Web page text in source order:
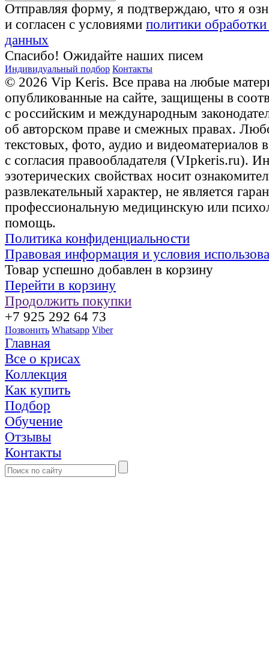
Отправляя форму, я подтверждаю, что я
и согласен с условиями политики
данных
Спасибо! Ожидайте наших писем
Индивидуальный подбор Контакты
© 2026 Vip Keris. Все права на любые
опубликованные на сайте, защищены в
с российским и международным
об авторском праве и смежных правах.
текстовых, фото, аудио и видеоматериалов
с согласия правообладателя (VIpkeris.ru).
эзотерических свойствах носит
развлекательный характер, не является
профессиональную медицинскую или
помощь.
Политика конфиденциальности
Правовая информация и условия
Товар успешно добавлен в корзину
Перейти в корзину
Продолжить покупки
+7 925 292 64 73
Позвонить Whatsapp Viber
Главная
Все о крисах
Коллекция
Как купить
Подбор
Обучение
Отзывы
Контакты